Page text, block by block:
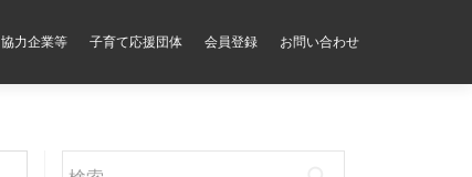
協力企業等 子育て応援団体 会員登録 お問い合わせ